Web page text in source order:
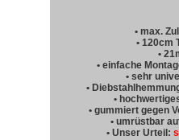
• max.
• 120cm
•
• einfache
• sehr
•
•
• gummiert gegen
• umrüstbar
• Unser Urteil: